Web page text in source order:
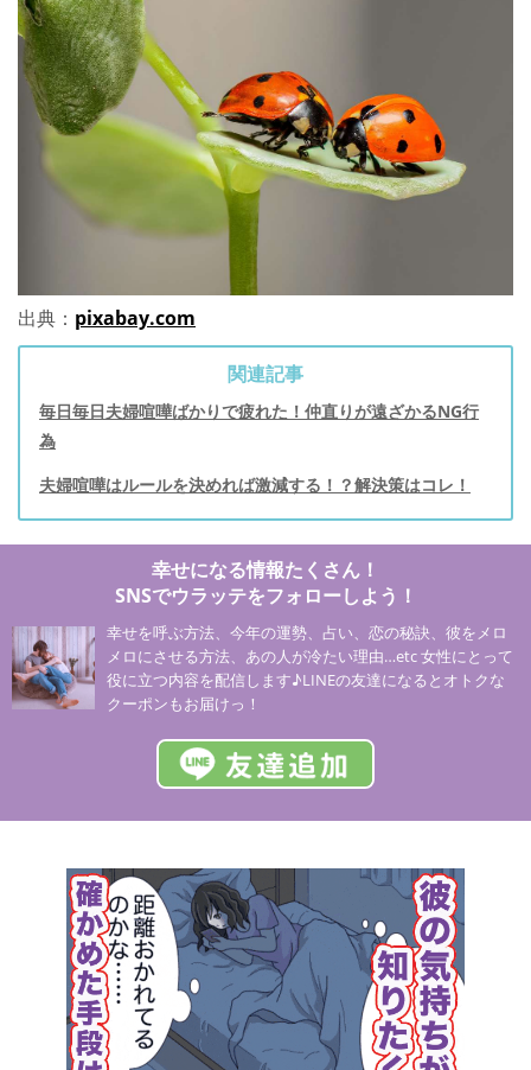
出典： pixabay.com
関連記事
毎日毎日夫婦喧嘩ばかりで疲れた！仲直りが遠ざかるNG行
為
夫婦喧嘩はルールを決めれば激減する！？解決策はコレ！
幸せになる情報たくさん！
SNSでウラッテをフォローしよう！
幸せを呼ぶ方法、今年の運勢、占い、恋の秘訣、彼をメロ
メロにさせる方法、あの人が冷たい理由…etc 女性にとって
役に立つ内容を配信します♪LINEの友達になるとオトクな
クーポンもお届けっ！